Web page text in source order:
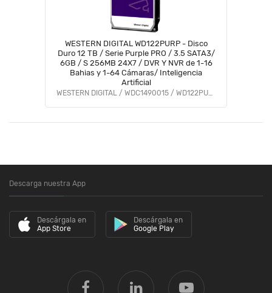
WESTERN DIGITAL WD122PURP - Disco
Duro 12 TB / Serie Purple PRO / 3.5 SATA3/
6GB / S 256MB 24X7 / DVR Y NVR de 1-16
Bahias y 1-64 Cámaras/ Inteligencia
Artificial
WESTERN DIGITAL / WDC1490015 / WD122PURP
Descarga nuestra App
Descárgala en
App Store
Descárgala en
Google Play